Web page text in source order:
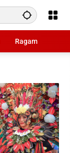
Ragam